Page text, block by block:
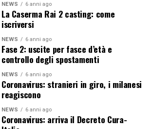
NEWS 6 anni ago
La Caserma Rai 2 casting: come
iscriversi
NEWS 6 anni ago
Fase 2: uscite per fasce d’età e
controllo degli spostamenti
NEWS 6 anni ago
Coronavirus: stranieri in giro, i milanesi
reagiscono
NEWS 6 anni ago
Coronavirus: arriva il Decreto Cura-